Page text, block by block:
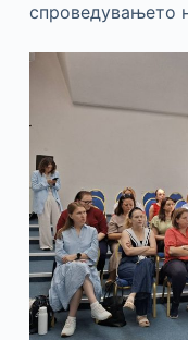
спроведувањето